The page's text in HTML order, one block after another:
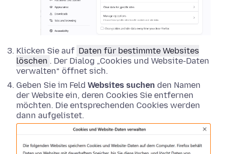
Klicken Sie auf Daten für bestimmte Websites
löschen . Der Dialog „Cookies und Website-Daten
verwalten“ öffnet sich.
Geben Sie im Feld Websites suchen den Namen
der Website ein, deren Cookies Sie entfernen
möchten. Die entsprechenden Cookies werden
dann aufgelistet.